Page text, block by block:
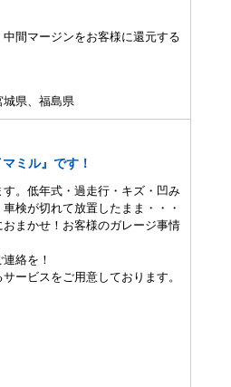
間マージンをお客様に還元する
城県、福島県
ミル』です！
。低年式・過走行・キズ・凹み
検が切れて放置したまま・・・
まかせ！お客様のガレージ事情
絡を！
ービスをご用意しております。